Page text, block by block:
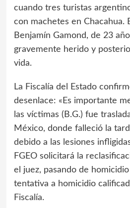
cuando tres turistas
con machetes en Chacahua.
Benjamín Gamond, de 23
gravemente herido y
vida.
La Fiscalía del Estado
desenlace: «Es importante
las víctimas (B.G.) fue
México, donde falleció la
debido a las lesiones
FGEO solicitará la
el juez, pasando de
tentativa a homicidio
Fiscalía.